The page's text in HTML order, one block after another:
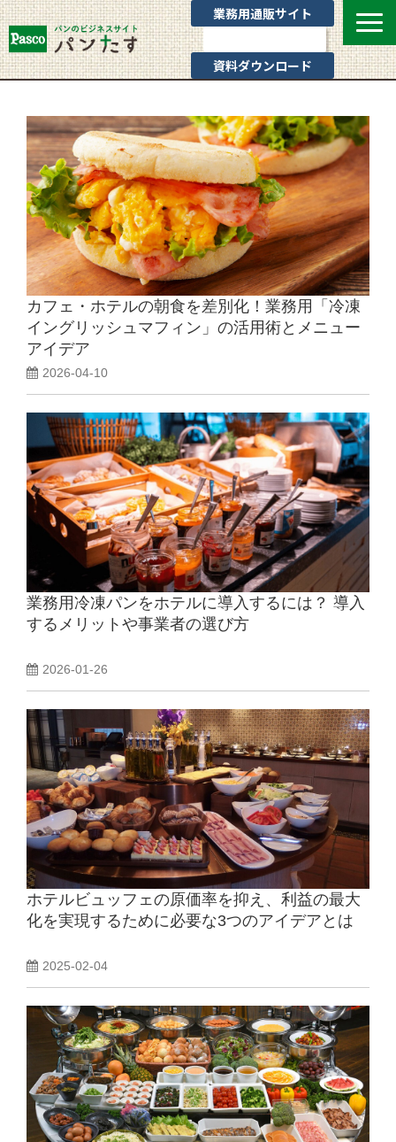
業務用通販サイト
資料ダウンロード
業態別提案
カテゴリ一覧
お役立ちブログ
Pascoのサポート
通販サイトのご案内
よくあるご質問
カフェ・ホテルの朝食を差別化！業務用「冷凍
イングリッシュマフィン」の活用術とメニュー
アイデア
2026-04-10
業務用冷凍パンをホテルに導入するには？ 導入
するメリットや事業者の選び方
2026-01-26
ホテルビュッフェの原価率を抑え、利益の最大
化を実現するために必要な3つのアイデアとは
2025-02-04